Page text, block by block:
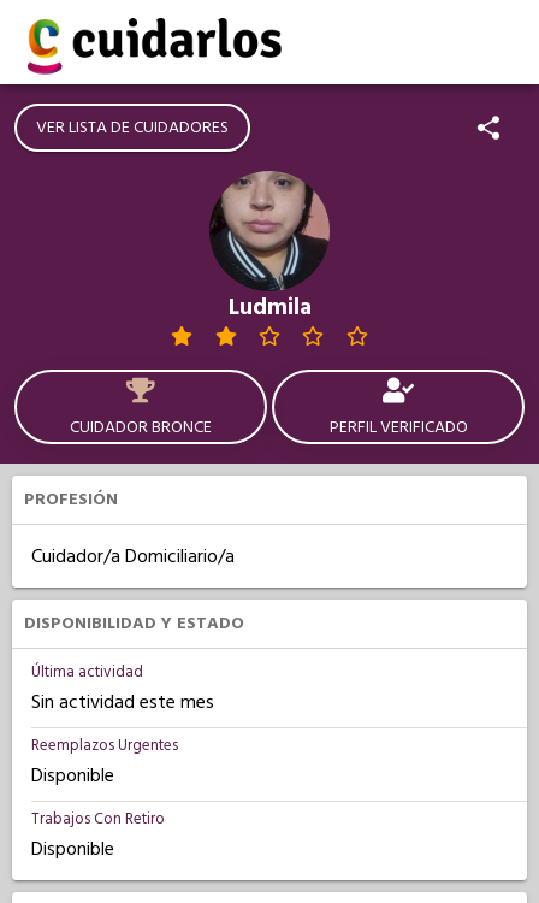
VER LISTA DE CUIDADORES
Ludmila
CUIDADOR BRONCE PERFIL VERIFICADO
PROFESIÓN
Cuidador/a Domiciliario/a
DISPONIBILIDAD Y ESTADO
Última actividad
Sin actividad este mes
Reemplazos Urgentes
Disponible
Trabajos Con Retiro
Disponible